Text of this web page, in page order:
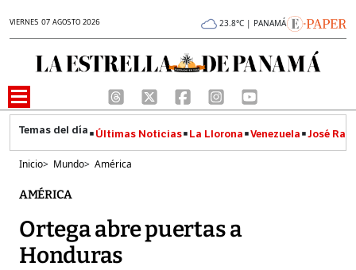
VIERNES 07 AGOSTO 2026 23.8°C | PANAMÁ
Últimas Noticias La Llorona Venezuela José
Inicio> Mundo> América
AMÉRICA
Ortega abre puertas a
Honduras